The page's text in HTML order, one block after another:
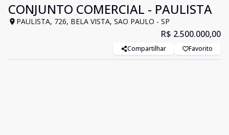
CONJUNTO COMERCIAL - PAULISTA
PAULISTA, 726, BELA VISTA, SAO PAULO - SP
R$ 2.500.000,00
Compartilhar Favorito